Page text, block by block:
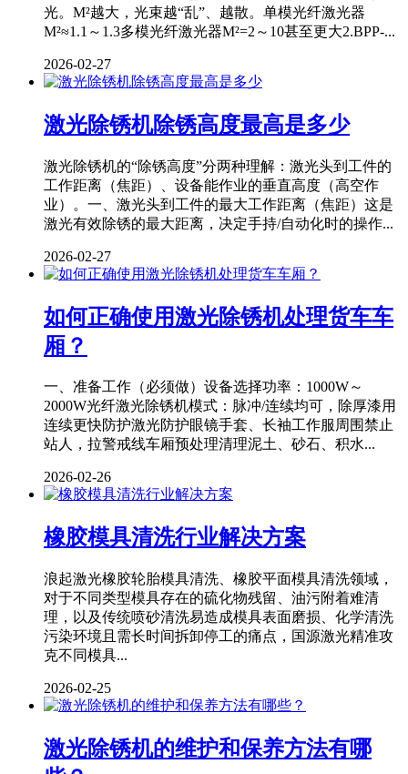
光。M²越大，光束越“乱”、越散。单模光纤激光器
M²≈1.1～1.3多模光纤激光器M²=2～10甚至更大2.BPP-...
2026-02-27
激光除锈机除锈高度最高是多少
激光除锈机的“除锈高度”分两种理解：激光头到工件的
工作距离（焦距）、设备能作业的垂直高度（高空作
业）。一、激光头到工件的最大工作距离（焦距）这是
激光有效除锈的最大距离，决定手持/自动化时的操作...
2026-02-27
如何正确使用激光除锈机处理货车车
厢？
一、准备工作（必须做）设备选择功率：1000W～
2000W光纤激光除锈机模式：脉冲/连续均可，除厚漆用
连续更快防护激光防护眼镜手套、长袖工作服周围禁止
站人，拉警戒线车厢预处理清理泥土、砂石、积水...
2026-02-26
橡胶模具清洗行业解决方案
浪起激光橡胶轮胎模具清洗、橡胶平面模具清洗领域，
对于不同类型模具存在的硫化物残留、油污附着难清
理，以及传统喷砂清洗易造成模具表面磨损、化学清洗
污染环境且需长时间拆卸停工的痛点，国源激光精准攻
克不同模具...
2026-02-25
激光除锈机的维护和保养方法有哪